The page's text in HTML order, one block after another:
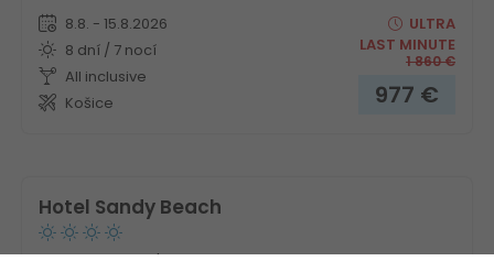
8.8. - 15.8.2026
8 dní / 7 nocí
All inclusive
Košice
ULTRA
LAST MINUTE
1 860€
977 €
Hotel Sandy Beach
Cyprus Larnaka